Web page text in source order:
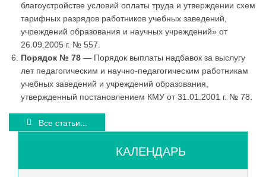
благоустройстве условий оплаты труда и утверждении схем
тарифных разрядов работников учебных заведений,
учреждений образования и научных учреждений» от
26.09.2005 г. № 557.
Порядок № 78 — Порядок выплаты надбавок за выслугу
лет педагогическим и научно-педагогическим работникам
учебных заведений и учреждений образования,
утвержденный постановлением КМУ от 31.01.2001 г. № 78.
Все статьи...
КАЛЕНДАРЬ